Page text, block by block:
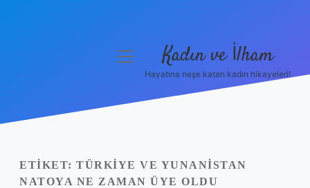
Yasal Uyarı
menüyü
Kadın ve İlham
Hayatına neşe katan kadın hikayeleri!
ETIKET: TÜRKIYE VE YUNANISTAN
NATOYA NE ZAMAN ÜYE OLDU